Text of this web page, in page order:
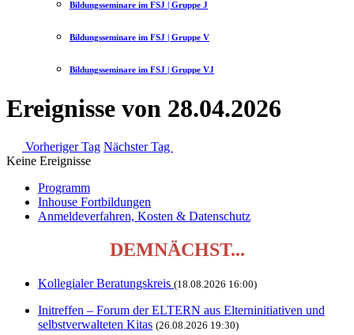
Bildungsseminare im FSJ | Gruppe J
Bildungsseminare im FSJ | Gruppe V
Bildungsseminare im FSJ | Gruppe VJ
Ereignisse von 28.04.2026
Vorheriger Tag Nächster Tag
Keine Ereignisse
Programm
Inhouse Fortbildungen
Anmeldeverfahren, Kosten & Datenschutz
DEMNÄCHST...
Kollegialer Beratungskreis (18.08.2026 16:00)
Initreffen – Forum der ELTERN aus Elterninitiativen und
selbstverwalteten Kitas (26.08.2026 19:30)